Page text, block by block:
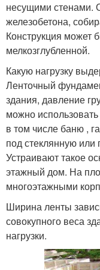
несущими стенами.
железобетона,
Конструкция может
мелкозглубленной.
Какую нагрузку
Ленточный
здания, давление
можно
в том числе баню ,
под стеклянную или
Устраивают такое
этажный дом. На
многоэтажными
Ширина ленты
совокупного веса
нагрузки.